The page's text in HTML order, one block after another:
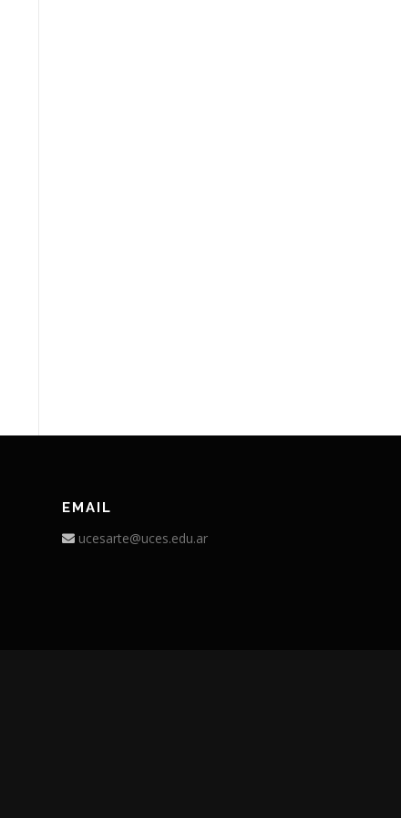
EMAIL
ucesarte@uces.edu.ar